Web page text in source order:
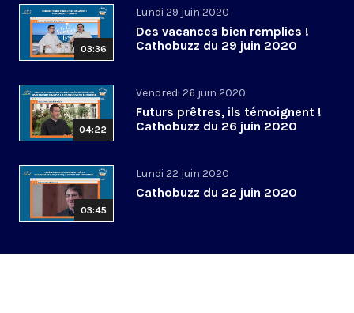
03:36
Lundi 29 juin 2020
Des vacances bien remplies !
Cathobuzz du 29 juin 2020
04:22
Vendredi 26 juin 2020
Futurs prêtres, ils témoignent !
Cathobuzz du 26 juin 2020
03:45
Lundi 22 juin 2020
Cathobuzz du 22 juin 2020